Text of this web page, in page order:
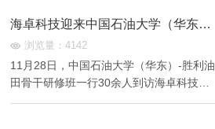
海卓科技迎来中国石油大学（华东）-
胜利油田骨干研修班到访交流
浏览量：4142
11月28日，中国石油大学（华东）-胜利油
田骨干研修班一行30余人到访海卓科技参